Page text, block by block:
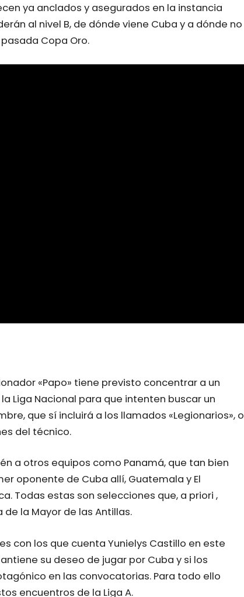
ya anclados y asegurados en la instancia
al nivel B, de dónde viene Cuba y a dónde no
Copa Oro.
«Papo» tiene previsto concentrar a un
Liga Nacional para que intenten buscar un
que sí incluirá a los llamados «Legionarios», o
del técnico.
a otros equipos como Panamá, que tan bien
oponente de Cuba allí, Guatemala y El
Todas estas son selecciones que, a priori ,
la Mayor de las Antillas.
con los que cuenta Yunielys Castillo en este
su deseo de jugar por Cuba y si los
en las convocatorias. Para todo ello
encuentros de la Liga A.